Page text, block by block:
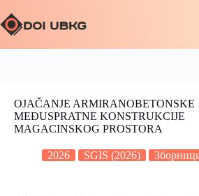
OJAČANJE ARMIRANOBETONSKE
MEĐUSPRATNE KONSTRUKCIJE
MAGACINSKOG PROSTORA
2026 SGIS (2026)